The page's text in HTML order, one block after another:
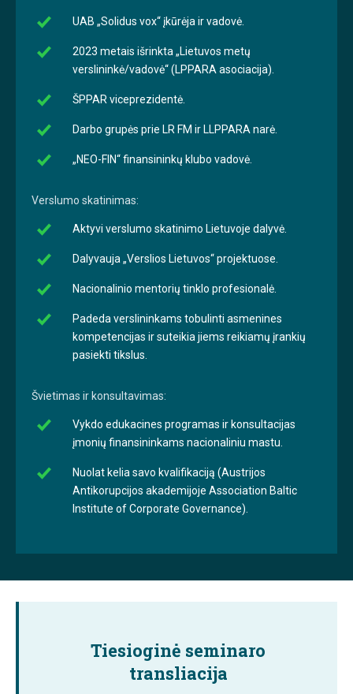
UAB „Solidus vox“ įkūrėja ir vadovė.
2023 metais išrinkta „Lietuvos metų
verslininkė/vadovė“ (LPPARA asociacija).
ŠPPAR viceprezidentė.
Darbo grupės prie LR FM ir LLPPARA narė.
„NEO-FIN“ finansininkų klubo vadovė.
Verslumo skatinimas:
Aktyvi verslumo skatinimo Lietuvoje dalyvė.
Dalyvauja „Verslios Lietuvos“ projektuose.
Nacionalinio mentorių tinklo profesionalė.
Padeda verslininkams tobulinti asmenines
kompetencijas ir suteikia jiems reikiamų įrankių
pasiekti tikslus.
Švietimas ir konsultavimas:
Vykdo edukacines programas ir konsultacijas
įmonių finansininkams nacionaliniu mastu.
Nuolat kelia savo kvalifikaciją (Austrijos
Antikorupcijos akademijoje Association Baltic
Institute of Corporate Governance).
Tiesioginė seminaro
transliacija